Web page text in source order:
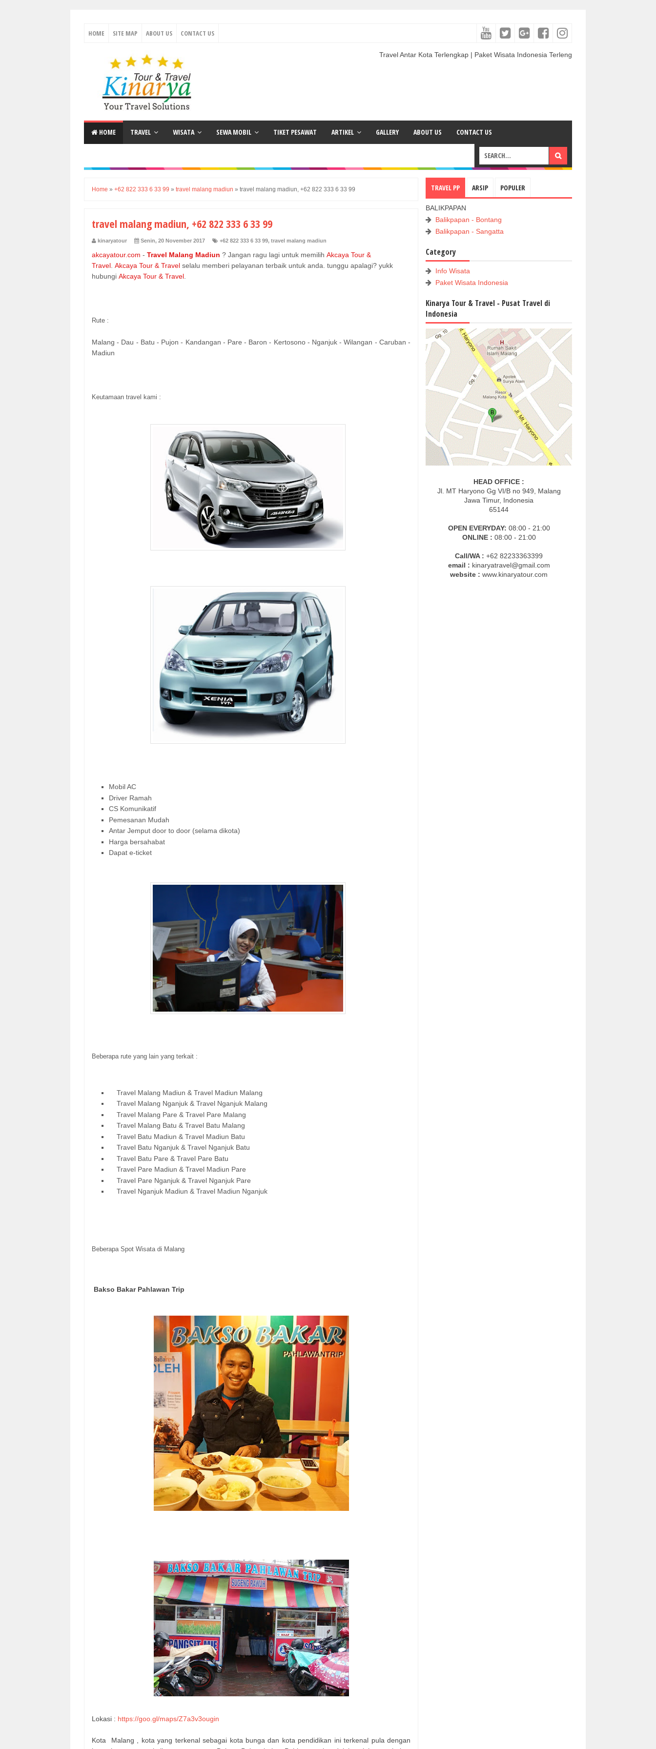
HOME SITE MAP ABOUT US CONTACT US
Travel Antar Kota Terlengkap | Paket Wisata Indonesia Terlengkap & Termurah | Sewa Mobil
HOME TRAVEL WISATA SEWA MOBIL TIKET PESAWAT ARTIKEL GALLERY ABOUT US CONTACT US
Home » +62 822 333 6 33 99 » travel malang madiun » travel malang madiun, +62 822 333 6 33 99
travel malang madiun, +62 822 333 6 33 99
kinaryatour Senin, 20 November 2017 +62 822 333 6 33 99, travel malang madiun
akcayatour.com - Travel Malang Madiun ? Jangan ragu lagi untuk memilih Akcaya Tour &
Travel Akcaya Tour & Travel selalu memberi pelayanan terbaik untuk anda. tunggu apalagi? yukk
hubungi Akcaya Tour & Travel
Rute :
Malang - Dau - Batu - Pujon - Kandangan - Pare - Baron - Kertosono - Nganjuk - Wilangan - Caruban -
Madiun
Keutamaan travel kami :
Mobil AC
Driver Ramah
CS Komunikatif
Pemesanan Mudah
Antar Jemput door to door (selama dikota)
Harga bersahabat
Dapat e-ticket
Beberapa rute yang lain yang terkait :
Travel Malang Madiun & Travel Madiun Malang
Travel Malang Nganjuk & Travel Nganjuk Malang
Travel Malang Pare & Travel Pare Malang
Travel Malang Batu & Travel Batu Malang
Travel Batu Madiun & Travel Madiun Batu
Travel Batu Nganjuk & Travel Nganjuk Batu
Travel Batu Pare & Travel Pare Batu
Travel Pare Madiun & Travel Madiun Pare
Travel Pare Nganjuk & Travel Nganjuk Pare
Travel Nganjuk Madiun & Travel Madiun Nganjuk
Beberapa Spot Wisata di Malang
Bakso Bakar Pahlawan Trip
Lokasi : https://goo.gl/maps/Z7a3v3ougin
Kota Malang , kota yang terkenal sebagai kota bunga dan kota pendidikan ini terkenal pula dengan
TRAVEL PP ARSIP POPULER
BALIKPAPAN
Balikpapan - Bontang
Balikpapan - Sangatta
Category
Info Wisata
Paket Wisata Indonesia
Kinarya Tour & Travel - Pusat Travel di
Indonesia
HEAD OFFICE :
Jl. MT Haryono Gg VI/B no 949, Malang
Jawa Timur, Indonesia
65144
OPEN EVERYDAY: 08:00 - 21:00
ONLINE : 08:00 - 21:00
Call/WA : +62 82233363399
email : kinaryatravel@gmail.com
website : www.kinaryatour.com